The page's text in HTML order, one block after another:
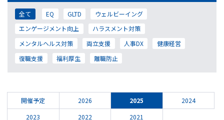
全て EQ GLTD
ウェルビーイング
エンゲージメント向上
ハラスメント対策
メンタルヘルス対策
両立支援 人事DX
健康経営
復職支援
福利厚生 離職防止
開催予定 2026 2025
2024
2023
2022 2021